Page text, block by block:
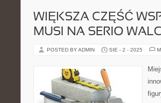
WIĘKSZA CZĘŚĆ
MUSI NA SERIO
POSTED BY ADMIN SIE - 2 - 2025